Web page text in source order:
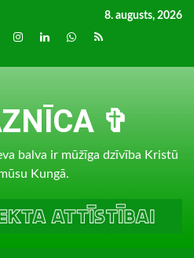
8. augusts, 2026
Instagram
LinkedInwhatsapp
RSS
✞
balva ir mūžīga dzīvība Kristū
Kungā.